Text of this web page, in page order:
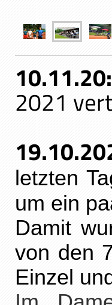
10.11.20:
2021
letzten
um ein
Damit
von den
Einzel